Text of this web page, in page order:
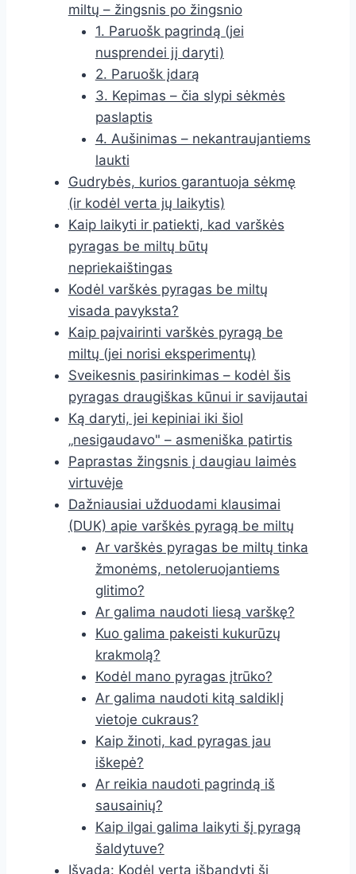
miltų – žingsnis po žingsnio
1. Paruošk pagrindą (jei
nusprendei jį daryti)
2. Paruošk įdarą
3. Kepimas – čia slypi sėkmės
paslaptis
4. Aušinimas – nekantraujantiems
laukti
Gudrybės, kurios garantuoja sėkmę
(ir kodėl verta jų laikytis)
Kaip laikyti ir patiekti, kad varškės
pyragas be miltų būtų
nepriekaištingas
Kodėl varškės pyragas be miltų
visada pavyksta?
Kaip paįvairinti varškės pyragą be
miltų (jei norisi eksperimentų)
Sveikesnis pasirinkimas – kodėl šis
pyragas draugiškas kūnui ir savijautai
Ką daryti, jei kepiniai iki šiol
„nesigaudavo" – asmeniška patirtis
Paprastas žingsnis į daugiau laimės
virtuvėje
Dažniausiai užduodami klausimai
(DUK) apie varškės pyragą be miltų
Ar varškės pyragas be miltų tinka
žmonėms, netoleruojantiems
glitimo?
Ar galima naudoti liesą varškę?
Kuo galima pakeisti kukurūzų
krakmolą?
Kodėl mano pyragas įtrūko?
Ar galima naudoti kitą saldiklį
vietoje cukraus?
Kaip žinoti, kad pyragas jau
iškepė?
Ar reikia naudoti pagrindą iš
sausainių?
Kaip ilgai galima laikyti šį pyragą
šaldytuve?
Išvada: Kodėl verta išbandyti šį